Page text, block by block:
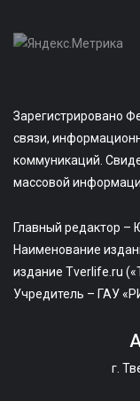
Зарегистрировано
связи,
коммуникаций.
массовой
Главный редактор –
Наименование
издание Tverlife.ru
Учредитель – ГАУ
г.